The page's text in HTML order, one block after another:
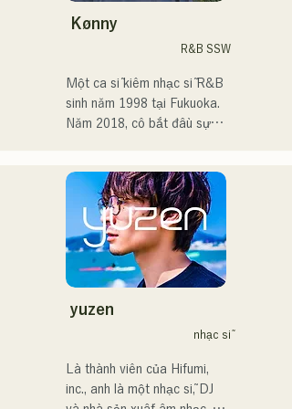
và quyết định trở thành ca
sĩ.
người.
・Giải thưởng lớn của
CampusCollection 2022
・Bài hát gốc "Pudding"
của tôi sẽ được sử dụng
Đài phát thanh KBC vào
Kønny
R&B SSW
Một ca sĩ kiêm nhạc sĩ R&B
sinh năm 1998 tại Fukuoka.
Năm 2018, cô bắt đầu sự
Tam là MAVRIQ (trước đây
là MELTY LOUNGE).
Năm 2022, cô bắt đầu hoạt
động solo với nghệ danh
Kønny.
Kết hợp âm nhạc R&B của
những năm 90 và 2000 đã
nhỏ, cô theo đuổi một âm
thanh mới mẻ. Giọng hát
ngọt ngào và đôi khi là
những đoạn điệp khúc R&B
yuzen
nhạc sĩ
Là thành viên của Hifumi,
inc., anh là một nhạc sĩ, DJ